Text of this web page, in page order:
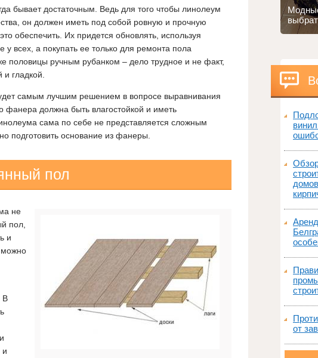
бывает достаточным. Ведь для того чтобы линолеум
он должен иметь под собой ровную и прочную
обеспечить. Их придется обновлять, используя
всех, а покупать ее только для ремонта пола
половицы ручным рубанком – дело трудное и не факт,
и гладкой.
самым лучшим решением в вопросе выравнивания
фанера должна быть влагостойкой и иметь
сама по себе не представляется сложным
подготовить основание из фанеры.
пол
не
пол,
и
можно
В
и
от